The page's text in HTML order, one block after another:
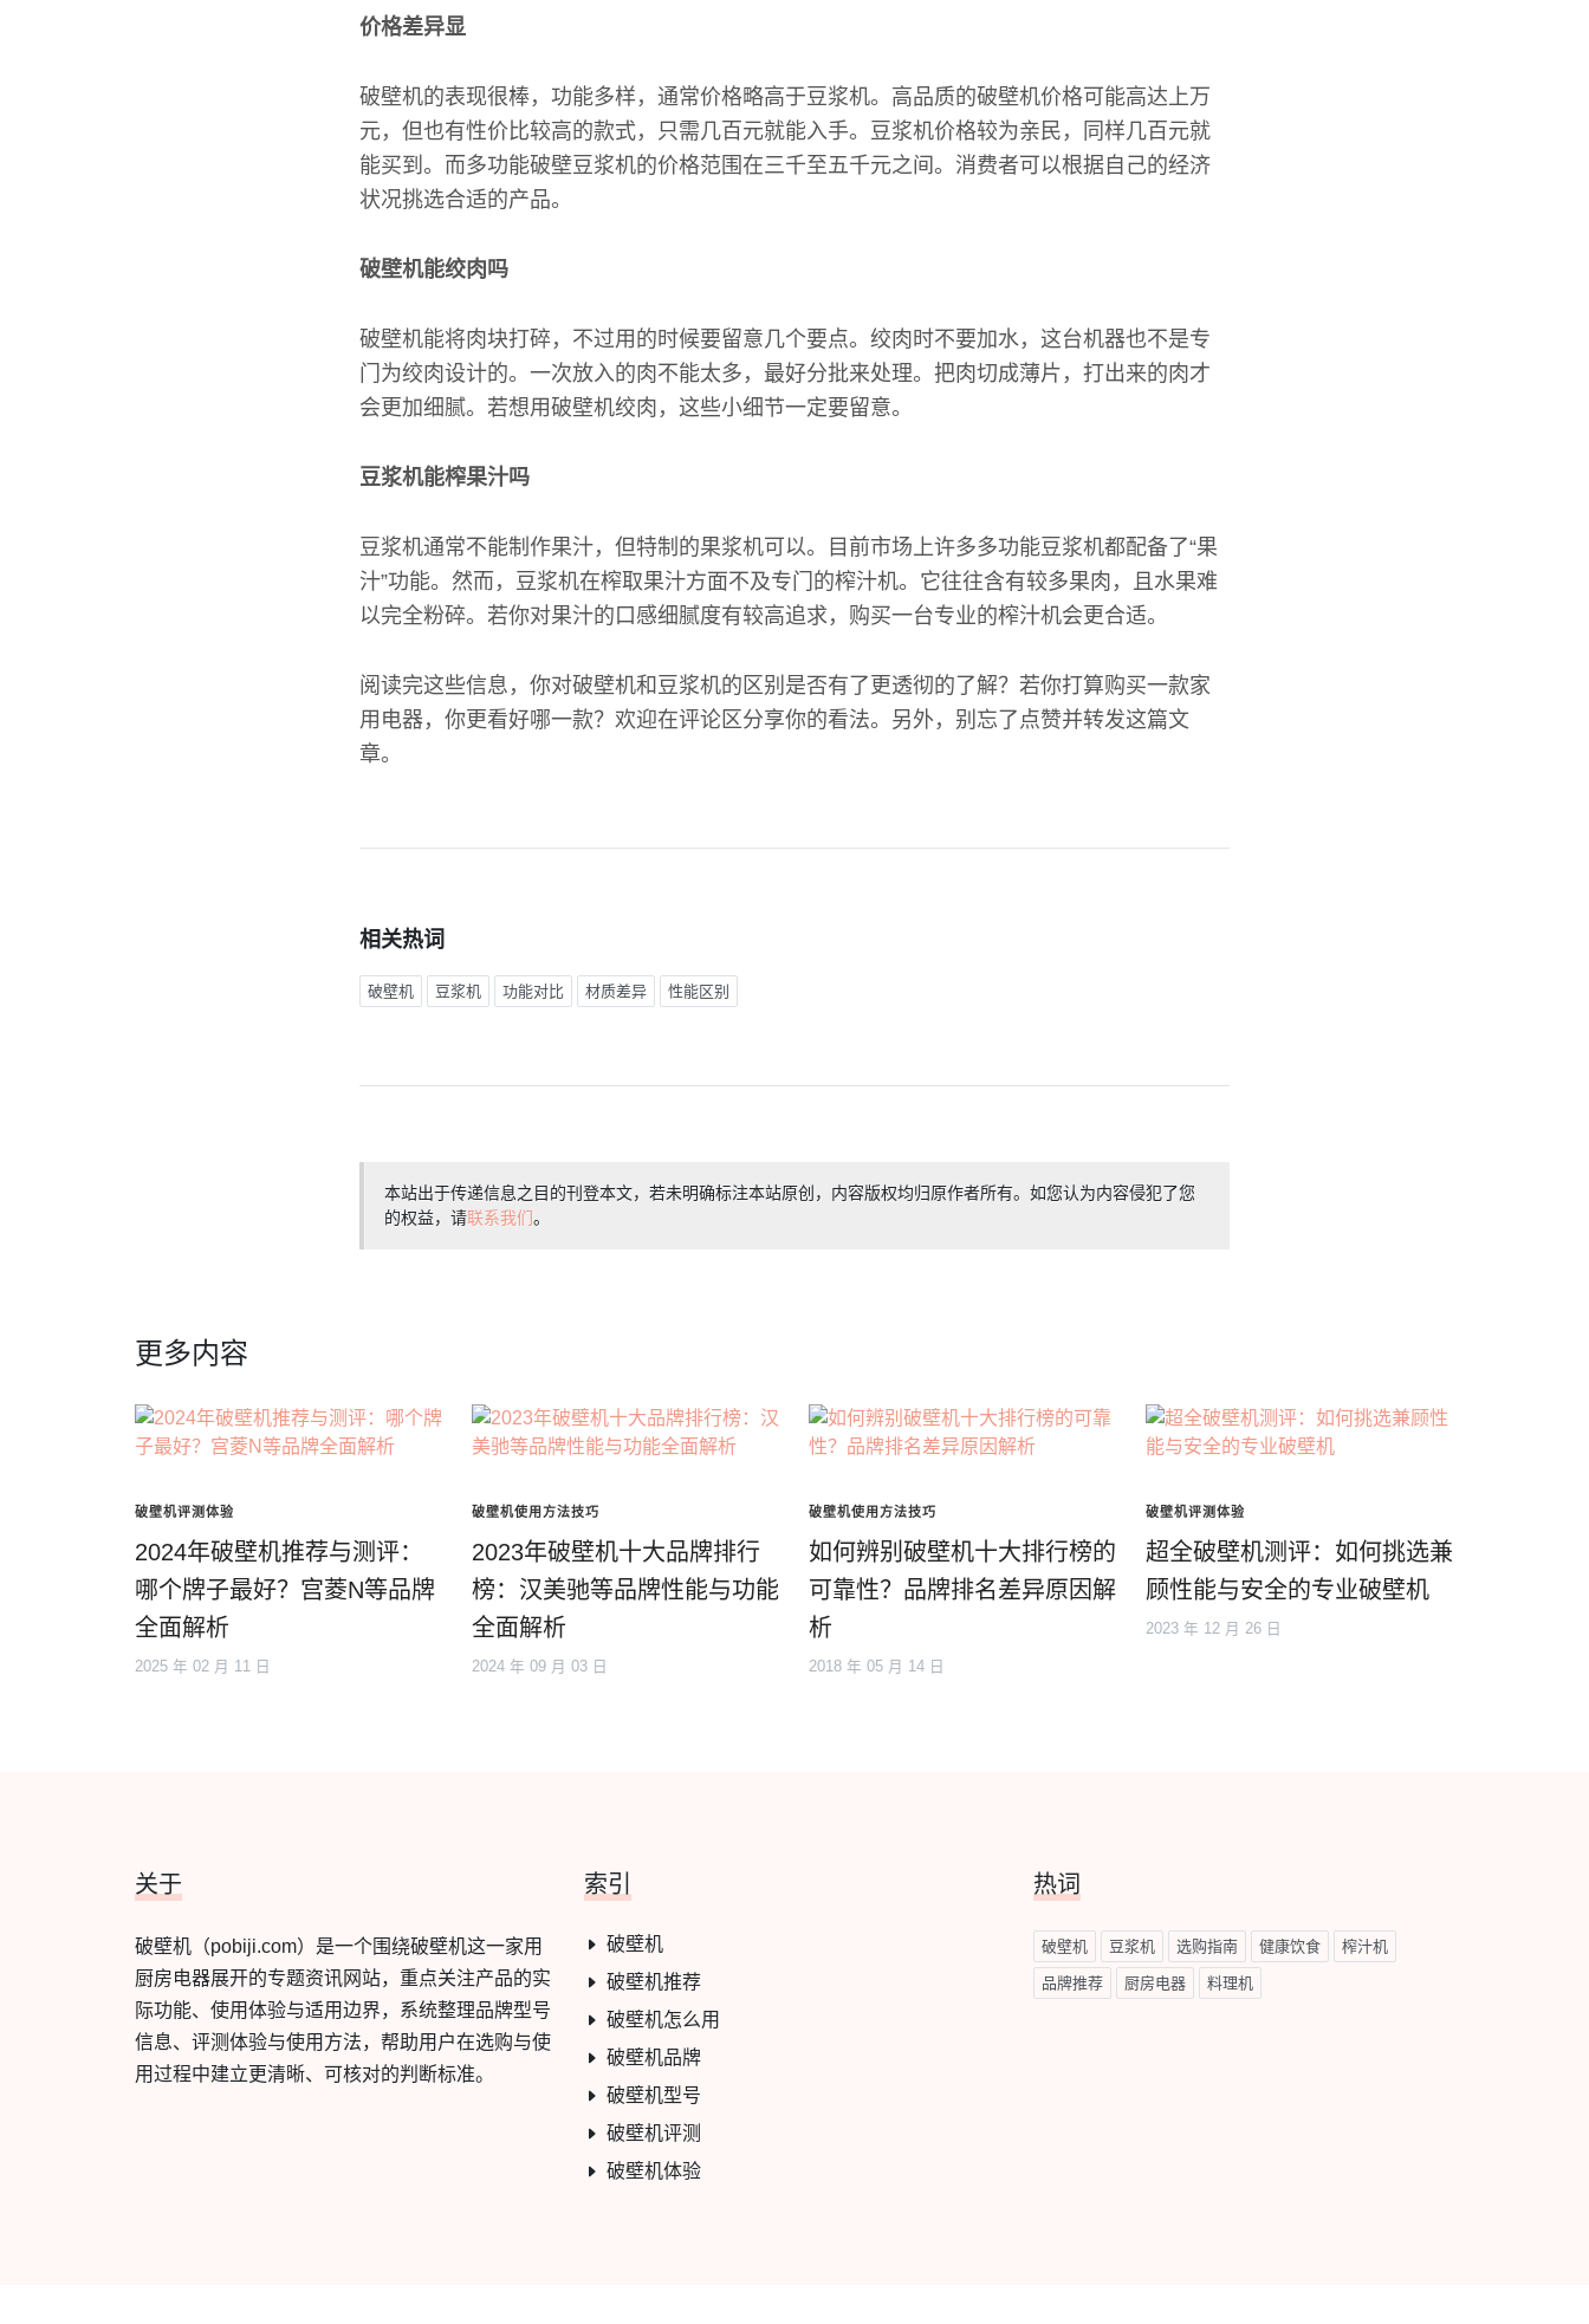
价格差异显
破壁机的表现很棒，功能多样，通常价格略高于豆浆机。高品质的破壁机价格可能高达上万
元，但也有性价比较高的款式，只需几百元就能入手。豆浆机价格较为亲民，同样几百元就
能买到。而多功能破壁豆浆机的价格范围在三千至五千元之间。消费者可以根据自己的经济
状况挑选合适的产品。
破壁机能绞肉吗
破壁机能将肉块打碎，不过用的时候要留意几个要点。绞肉时不要加水，这台机器也不是专
门为绞肉设计的。一次放入的肉不能太多，最好分批来处理。把肉切成薄片，打出来的肉才
会更加细腻。若想用破壁机绞肉，这些小细节一定要留意。
豆浆机能榨果汁吗
豆浆机通常不能制作果汁，但特制的果浆机可以。目前市场上许多多功能豆浆机都配备了“果
汁”功能。然而，豆浆机在榨取果汁方面不及专门的榨汁机。它往往含有较多果肉，且水果难
以完全粉碎。若你对果汁的口感细腻度有较高追求，购买一台专业的榨汁机会更合适。
阅读完这些信息，你对破壁机和豆浆机的区别是否有了更透彻的了解？若你打算购买一款家
用电器，你更看好哪一款？欢迎在评论区分享你的看法。另外，别忘了点赞并转发这篇文
章。
相关热词
破壁机 豆浆机 功能对比 材质差异 性能区别
本站出于传递信息之目的刊登本文，若未明确标注本站原创，内容版权均归原作者所有。如您认为内容侵犯了您
的权益，请联系我们。
更多内容
破壁机评测体验
2024年破壁机推荐与测评：
哪个牌子最好？宫菱N等品牌
全面解析
2025 年 02 月 11 日
破壁机使用方法技巧
2023年破壁机十大品牌排行
榜：汉美驰等品牌性能与功能
全面解析
2024 年 09 月 03 日
破壁机使用方法技巧
如何辨别破壁机十大排行榜的
可靠性？品牌排名差异原因解
析
2018 年 05 月 14 日
破壁机评测体验
超全破壁机测评：如何挑选兼
顾性能与安全的专业破壁机
2023 年 12 月 26 日
关于
破壁机（pobiji.com）是一个围绕破壁机这一家用
厨房电器展开的专题资讯网站，重点关注产品的实
际功能、使用体验与适用边界，系统整理品牌型号
信息、评测体验与使用方法，帮助用户在选购与使
用过程中建立更清晰、可核对的判断标准。
索引
破壁机
破壁机推荐
破壁机怎么用
破壁机品牌
破壁机型号
破壁机评测
破壁机体验
热词
破壁机 豆浆机 选购指南 健康饮食 榨汁机
品牌推荐 厨房电器 料理机